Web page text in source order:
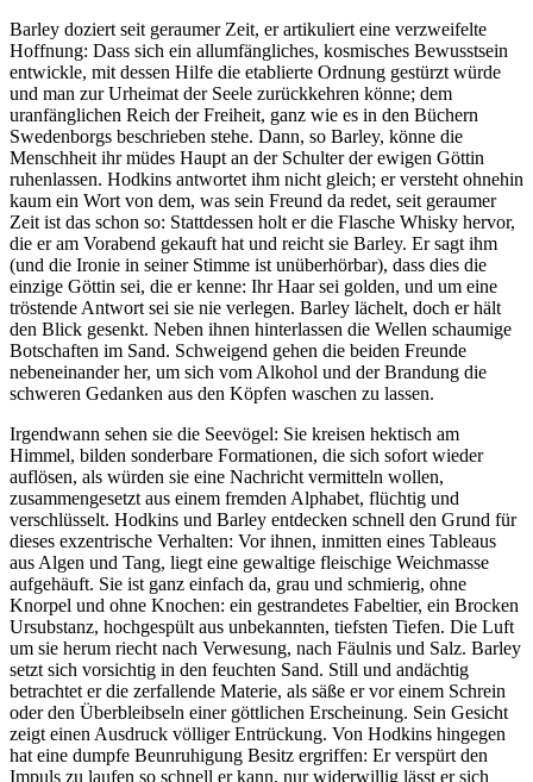
Barley doziert seit geraumer Zeit, er artikuliert eine verzweifelte
Hoffnung: Dass sich ein allumfängliches, kosmisches Bewusstsein
entwickle, mit dessen Hilfe die etablierte Ordnung gestürzt würde
und man zur Urheimat der Seele zurückkehren könne; dem
uranfänglichen Reich der Freiheit, ganz wie es in den Büchern
Swedenborgs beschrieben stehe. Dann, so Barley, könne die
Menschheit ihr müdes Haupt an der Schulter der ewigen Göttin
ruhenlassen. Hodkins antwortet ihm nicht gleich; er versteht ohnehin
kaum ein Wort von dem, was sein Freund da redet, seit geraumer
Zeit ist das schon so: Stattdessen holt er die Flasche Whisky hervor,
die er am Vorabend gekauft hat und reicht sie Barley. Er sagt ihm
(und die Ironie in seiner Stimme ist unüberhörbar), dass dies die
einzige Göttin sei, die er kenne: Ihr Haar sei golden, und um eine
tröstende Antwort sei sie nie verlegen. Barley lächelt, doch er hält
den Blick gesenkt. Neben ihnen hinterlassen die Wellen schaumige
Botschaften im Sand. Schweigend gehen die beiden Freunde
nebeneinander her, um sich vom Alkohol und der Brandung die
schweren Gedanken aus den Köpfen waschen zu lassen.
Irgendwann sehen sie die Seevögel: Sie kreisen hektisch am
Himmel, bilden sonderbare Formationen, die sich sofort wieder
auflösen, als würden sie eine Nachricht vermitteln wollen,
zusammengesetzt aus einem fremden Alphabet, flüchtig und
verschlüsselt. Hodkins und Barley entdecken schnell den Grund für
dieses exzentrische Verhalten: Vor ihnen, inmitten eines Tableaus
aus Algen und Tang, liegt eine gewaltige fleischige Weichmasse
aufgehäuft. Sie ist ganz einfach da, grau und schmierig, ohne
Knorpel und ohne Knochen: ein gestrandetes Fabeltier, ein Brocken
Ursubstanz, hochgespült aus unbekannten, tiefsten Tiefen. Die Luft
um sie herum riecht nach Verwesung, nach Fäulnis und Salz. Barley
setzt sich vorsichtig in den feuchten Sand. Still und andächtig
betrachtet er die zerfallende Materie, als säße er vor einem Schrein
oder den Überbleibseln einer göttlichen Erscheinung. Sein Gesicht
zeigt einen Ausdruck völliger Entrückung. Von Hodkins hingegen
hat eine dumpfe Beunruhigung Besitz ergriffen: Er verspürt den
Impuls zu laufen so schnell er kann, nur widerwillig lässt er sich